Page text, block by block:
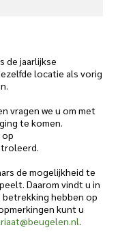
de jaarlijkse
locatie als vorig
vragen we u om met
te komen.
op
de mogelijkheid te
Daarom vindt u in
hebben op
kunt u
.